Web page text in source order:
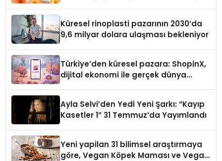
Küresel rinoplasti pazarının 2030’da
9,6 milyar dolara ulaşması bekleniyor
Türkiye’den küresel pazara: ShopinX,
dijital ekonomi ile gerçek dünya
Ayla Selvi’den Yedi Yeni Şarkı: “Kayıp
Kasetler 1” 31 Temmuz’da Yayımlandı
Yeni yapilan 31 bilimsel araştırmaya
göre, Vegan Köpek Maması ve Vegan